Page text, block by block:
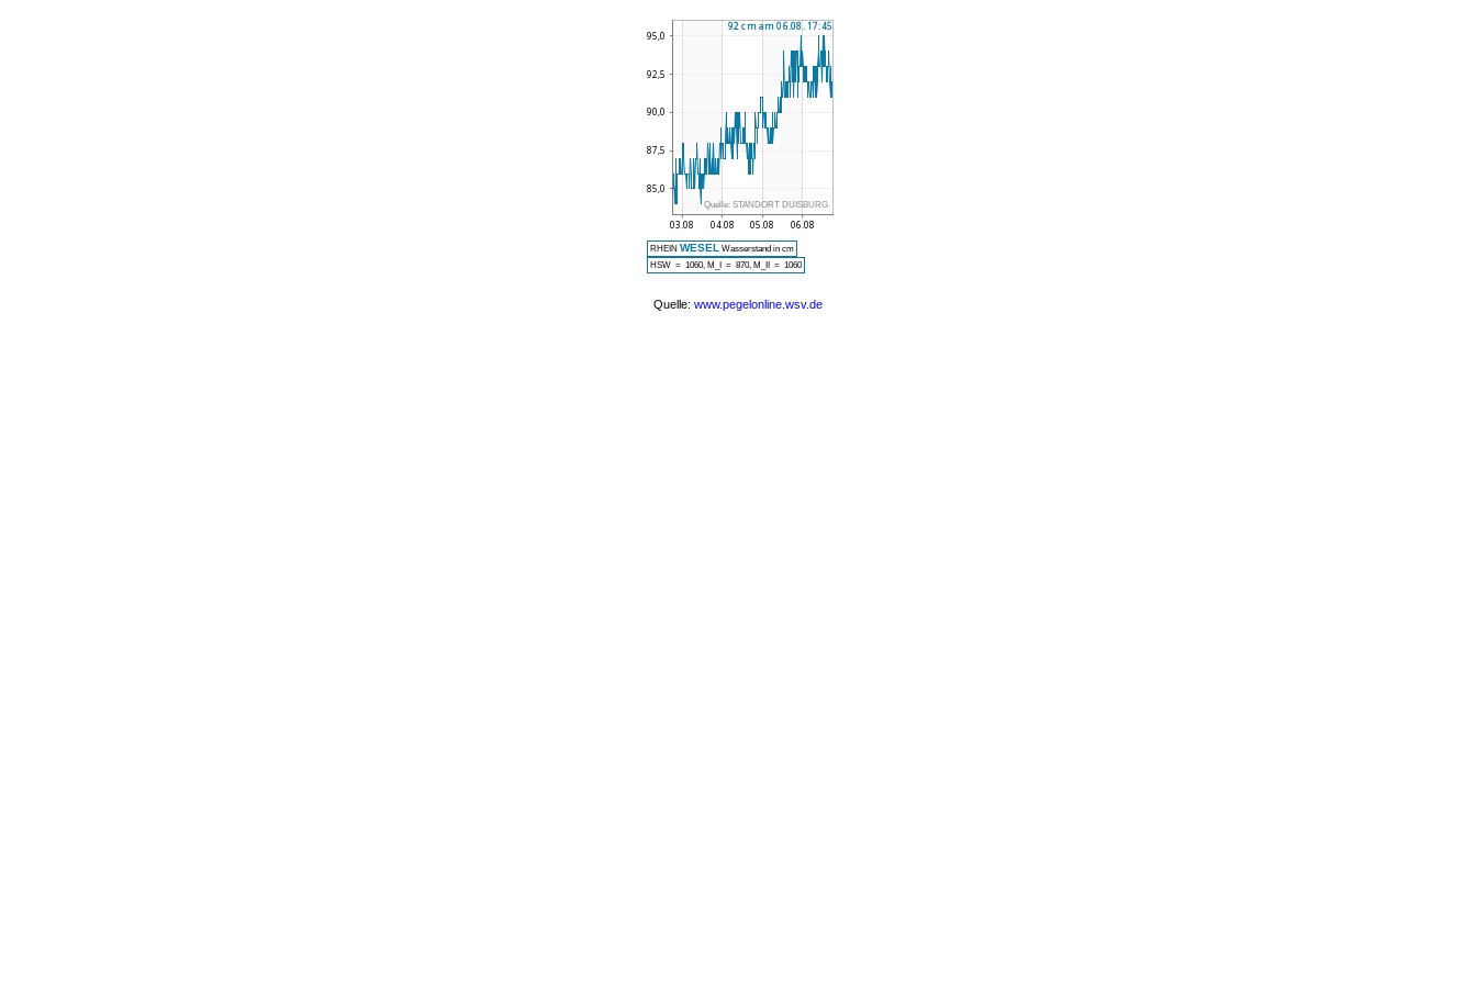
Quelle: STANDORT DUISBURG
RHEIN WESEL Wasserstand in cm
HSW = 1060, M_I = 870, M_II = 1060
Quelle: www.pegelonline.wsv.de